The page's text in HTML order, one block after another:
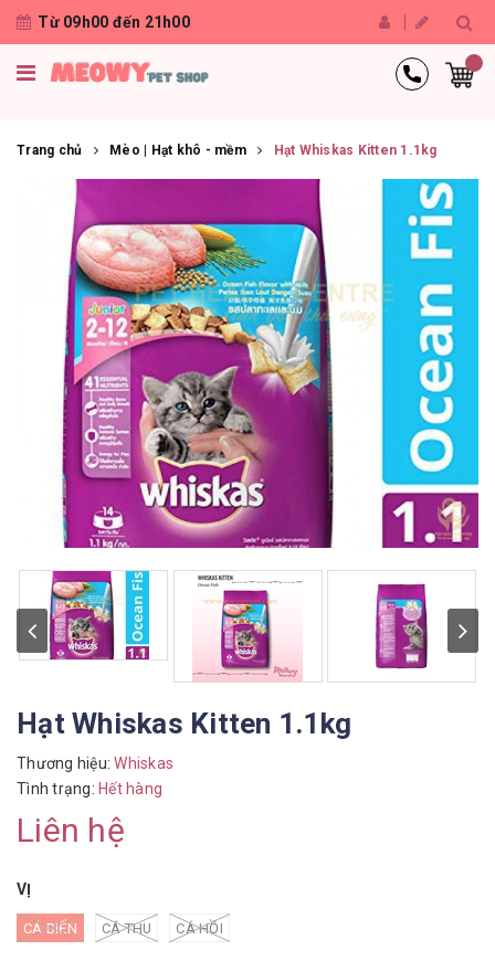
Từ 09h00 đến 21h00
Trang chủ Mèo | Hạt khô - mềm Hạt Whiskas Kitten 1.1kg
Hạt Whiskas Kitten 1.1kg
Thương hiệu: Whiskas
Tình trạng: Hết hàng
Liên hệ
VỊ
CÁ BIỂN CÁ THU CÁ HỒI